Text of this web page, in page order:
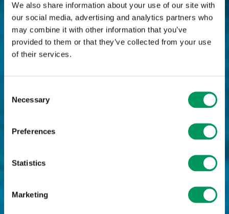
We also share information about your use of our site with
our social media, advertising and analytics partners who
may combine it with other information that you’ve
provided to them or that they’ve collected from your use
of their services.
Selection
Necessary
Preferences
Statistics
Marketing